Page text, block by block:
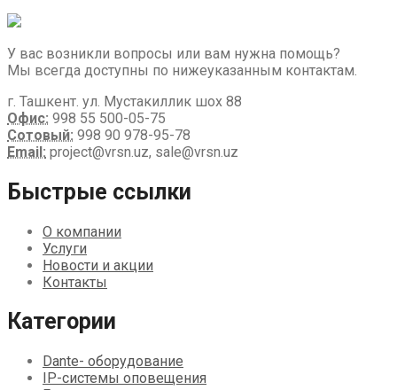
У вас возникли вопросы или вам нужна помощь?
Мы всегда доступны по нижеуказанным контактам.
г. Ташкент. ул. Мустакиллик шох 88
Офис: 998 55 500-05-75
Сотовый: 998 90 978-95-78
Email: project@vrsn.uz, sale@vrsn.uz
Быстрые ссылки
О компании
Услуги
Новости и акции
Контакты
Категории
Dante- оборудование
IP-системы оповещения